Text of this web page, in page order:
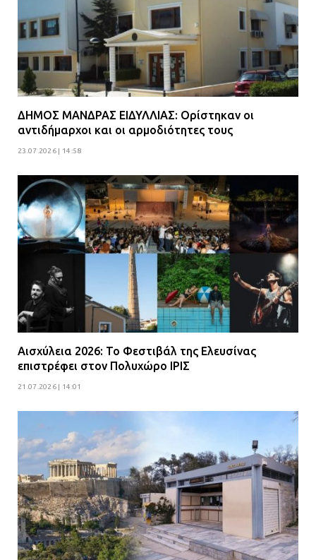
ΔΗΜΟΣ ΜΑΝΔΡΑΣ ΕΙΔΥΛΛΙΑΣ: Ορίστηκαν οι
αντιδήμαρχοι και οι αρμοδιότητες τους
23.07.2026 | 14:58
Αισχύλεια 2026: Το Φεστιβάλ της Ελευσίνας
επιστρέφει στον Πολυχώρο ΙΡΙΣ
21.07.2026 | 14:01